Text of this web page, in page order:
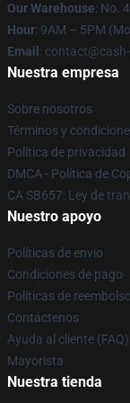
Our Warehouse: No.
Hour: 9AM – 5PM
Email :
Nuestra empresa
Sobre nosotros
Términos y
Política de privacidad
DMCA - Política de
CA SB657: Ley de
Nuestro apoyo
Políticas de envío
Condiciones de pago
Políticas de reembolso
Contáctenos
Ayuda al cliente (FAQ)
Mayorista
Nuestra tienda